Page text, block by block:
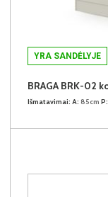
YRA SANDĖLYJE
BRAGA BRK-02
Išmatavimai: A: 85cm P: